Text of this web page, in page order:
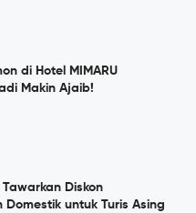
di Hotel MIMARU
Makin Ajaib!
Diskon
Domestik untuk Turis Asing